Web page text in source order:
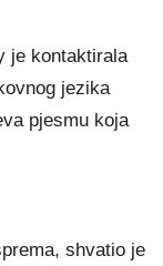
je kontaktirala
jezika
pjesmu koja
shvatio je